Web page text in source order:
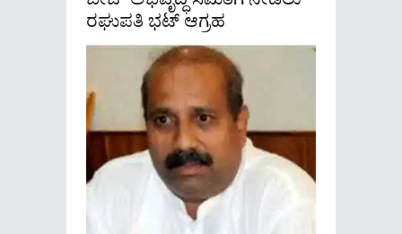
ರಘುಪತಿ ಭಟ್ ಆಗ್ರಹ